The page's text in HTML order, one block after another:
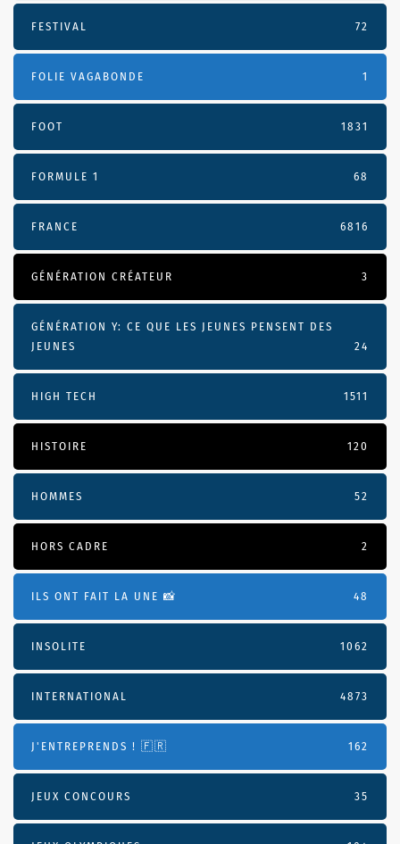
FESTIVAL 72
FOLIE VAGABONDE 1
FOOT 1831
FORMULE 1 68
FRANCE 6816
GÉNÉRATION CRÉATEUR 3
GÉNÉRATION Y: CE QUE LES JEUNES PENSENT DES
JEUNES
24
HIGH TECH 1511
HISTOIRE 120
HOMMES 52
HORS CADRE 2
ILS ONT FAIT LA UNE 📸 48
INSOLITE 1062
INTERNATIONAL 4873
J'ENTREPRENDS ! 🇫🇷 162
JEUX CONCOURS 35